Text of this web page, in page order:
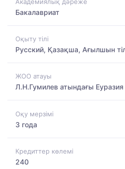
Бакалавриат
Оқыту тілі
Русский, Қазақша, Ағылшын
ЖОО атауы
Л.Н.Гумилев атындағы Еуразия
Оқу мерзімі
3 года
Кредиттер көлемі
240